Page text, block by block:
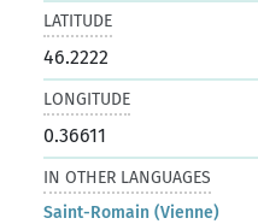
LATITUDE
46.2222
LONGITUDE
0.36611
IN OTHER LANGUAGES
Saint-Romain (Vienne)